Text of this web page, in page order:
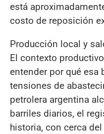
está
costo de reposición
Producción local y
El contexto
entender por qué esa
tensiones de
petrolera argentina
barriles diarios, el
historia, con cerca